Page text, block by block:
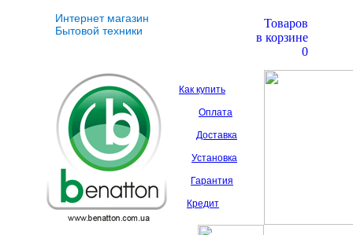
Интернет магазин
Бытовой техники
Товаров
в корзине
0
Как купить
Оплата
Доставка
Установка
Гарантия
Кредит